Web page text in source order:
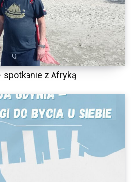
spotkanie z Afryką